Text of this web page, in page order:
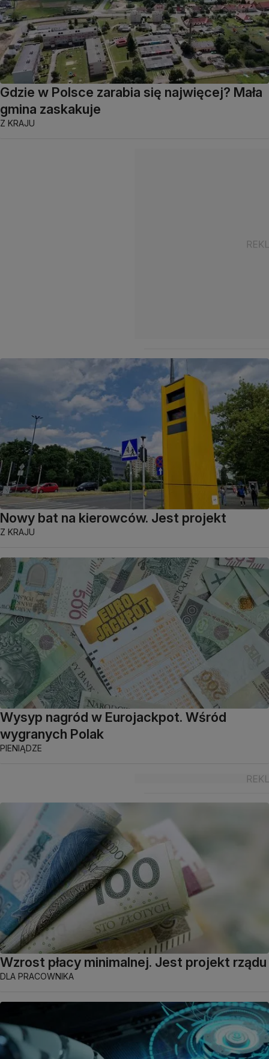
Gdzie w Polsce zarabia się najwięcej? Mała
gmina zaskakuje
Z KRAJU
Nowy bat na kierowców. Jest projekt
Z KRAJU
Wysyp nagród w Eurojackpot. Wśród
wygranych Polak
PIENIĄDZE
Wzrost płacy minimalnej. Jest projekt rządu
DLA PRACOWNIKA